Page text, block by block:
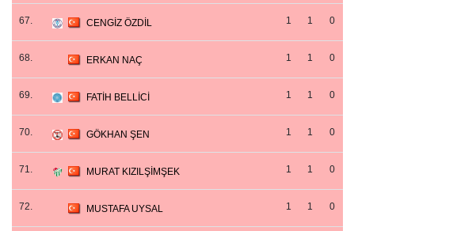
67. CENGİZ ÖZDİL 1 1 0
68. ERKAN NAÇ 1 1 0
69. FATİH BELLİCİ 1 1 0
70. GÖKHAN ŞEN 1 1 0
71. MURAT KIZILŞİMŞEK 1 1 0
72. MUSTAFA UYSAL 1 1 0